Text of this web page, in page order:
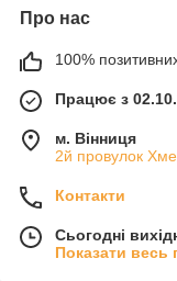
Про нас
100% позитивних
Працює з
м. Вінниця
2й провулок
Контакти
Сьогодні
Показати весь